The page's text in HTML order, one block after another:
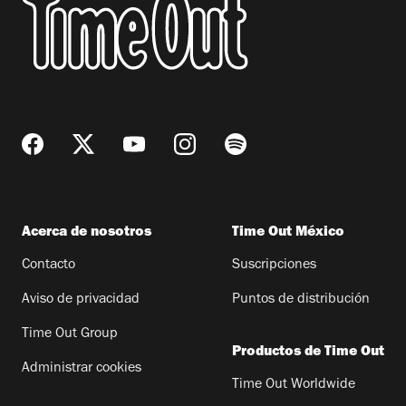
Acerca de nosotros
Contacto
Aviso de privacidad
Time Out Group
Administrar cookies
Time Out México
Suscripciones
Puntos de distribución
Productos de Time Out
Time Out Worldwide